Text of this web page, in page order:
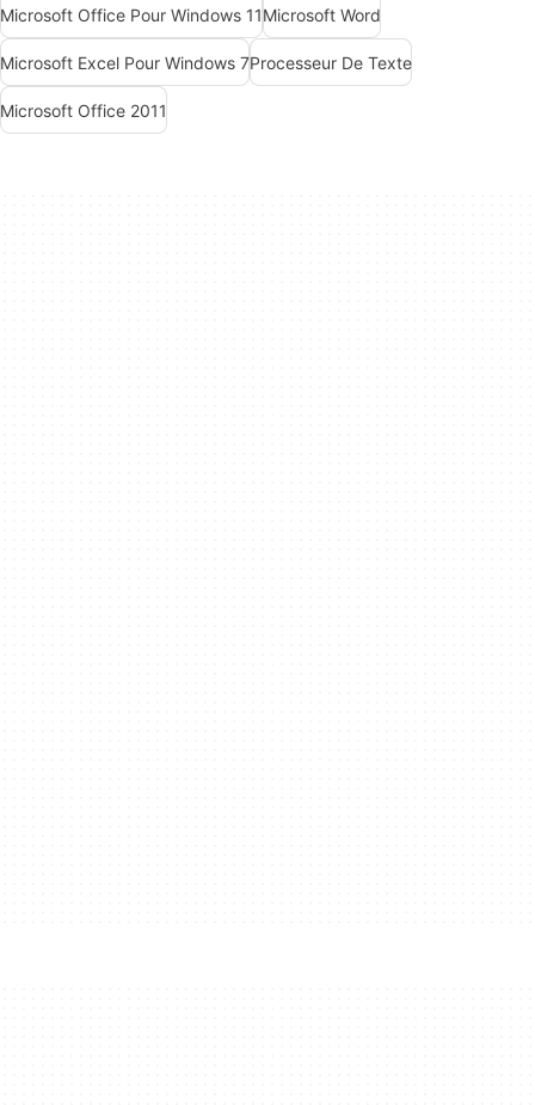
Microsoft Office Pour Windows 11Microsoft Word
Microsoft Excel Pour Windows 7Processeur De Texte
Microsoft Office 2011